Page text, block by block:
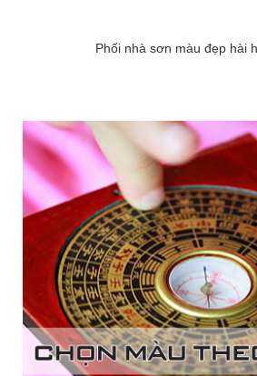
Phối nhà sơn màu đẹp hài